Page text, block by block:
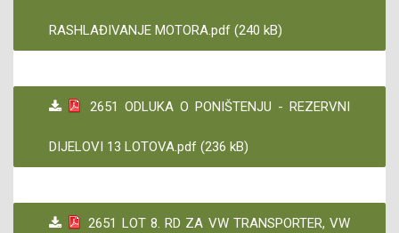
RASHLAĐIVANJE MOTORA.pdf (240 kB)
2651 ODLUKA O PONIŠTENJU - REZERVNI
DIJELOVI 13 LOTOVA.pdf (236 kB)
2651 LOT 8. RD ZA VW TRANSPORTER, VW